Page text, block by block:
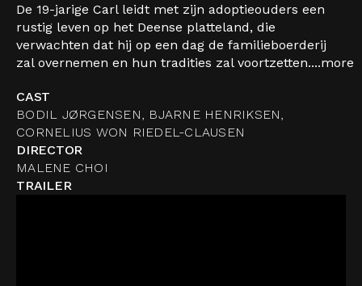
De 19-jarige Carl leidt met zijn adoptieouders een
rustig leven op het Deense platteland, die
verwachten dat hij op een dag de familieboerderij
zal overnemen en hun tradities zal voortzetten....more
CAST
BODIL JØRGENSEN, BJARNE HENRIKSEN,
CORNELIUS WON RIEDEL-CLAUSEN
DIRECTOR
MALENE CHOI
TRAILER